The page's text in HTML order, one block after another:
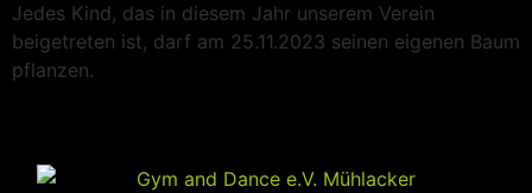
Jedes Kind, das in diesem Jahr unserem Verein
beigetreten ist, darf am 25.11.2023 seinen eigenen Baum
pflanzen.